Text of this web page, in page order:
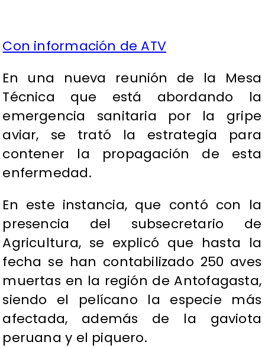
Con información de ATV
En una nueva reunión de la Mesa
Técnica que está abordando la
emergencia sanitaria por la gripe
aviar, se trató la estrategia para
contener la propagación de esta
enfermedad.
En este instancia, que contó con la
presencia del subsecretario de
Agricultura, se explicó que hasta la
fecha se han contabilizado 250 aves
muertas en la región de Antofagasta,
siendo el pelícano la especie más
afectada, además de la gaviota
peruana y el piquero.